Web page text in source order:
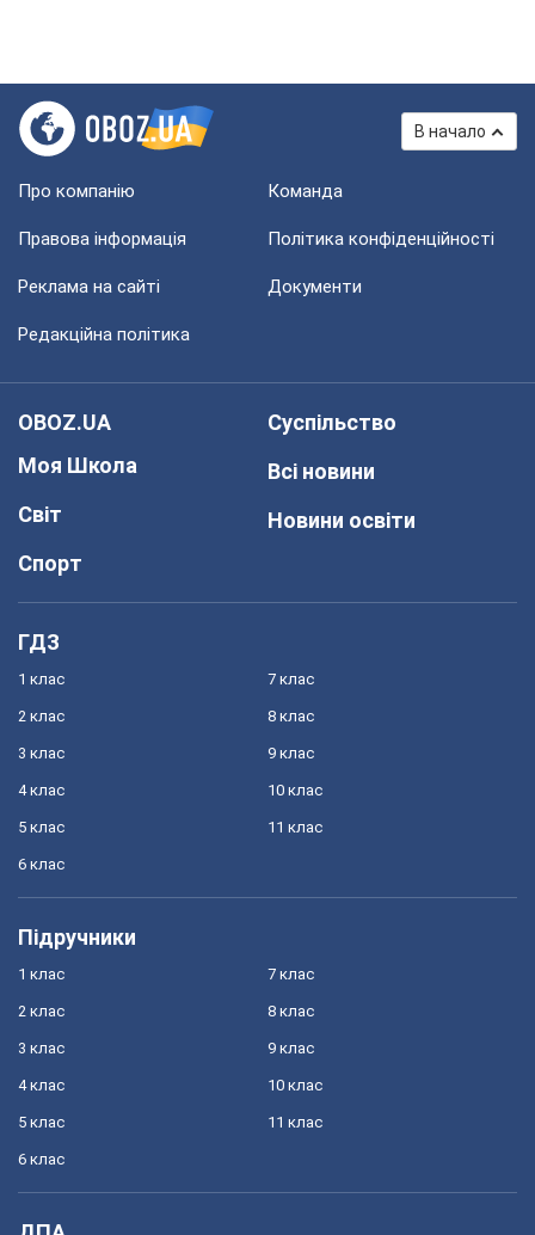
В начало
Про компанію Команда
Правова інформація Політика конфіденційності
Реклама на сайті Документи
Редакційна політика
OBOZ.UA
Моя Школа
Світ
Спорт
Суспільство
Всі новини
Новини освіти
ГДЗ
1 клас
2 клас
3 клас
4 клас
5 клас
6 клас
7 клас
8 клас
9 клас
10 клас
11 клас
Підручники
1 клас
2 клас
3 клас
4 клас
5 клас
6 клас
7 клас
8 клас
9 клас
10 клас
11 клас